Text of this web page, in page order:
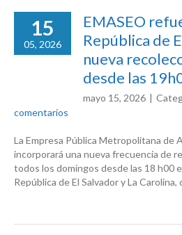
15
05, 2026
EMASEO
República de
nueva
desde las
mayo 15, 2026 |
comentarios
La Empresa Pública Metropolitana de
incorporará una nueva frecuencia de
todos los domingos desde las 18 h00
República de El Salvador y La Carolina,